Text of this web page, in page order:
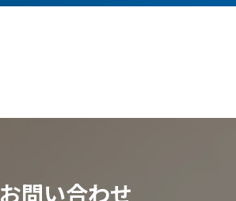
お問い合わせ